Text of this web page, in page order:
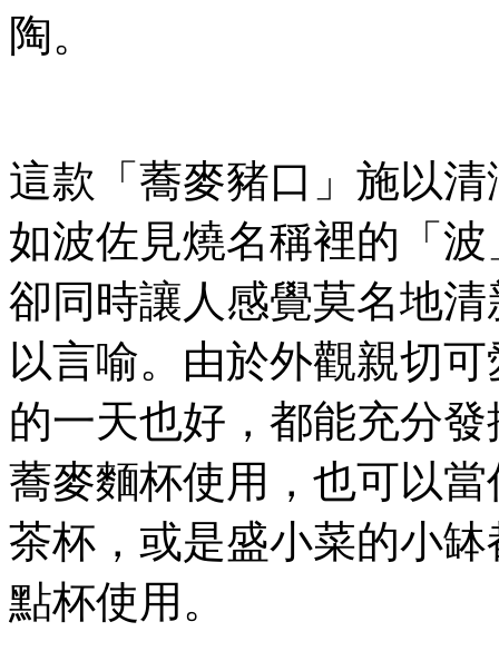
陶。
這款「蕎麥豬口」施以
如波佐見燒名稱裡的「
卻同時讓人感覺莫名地
以言喻。由於外觀親切
的一天也好，都能充分
蕎麥麵杯使用，也可以
茶杯，或是盛小菜的小
點杯使用。